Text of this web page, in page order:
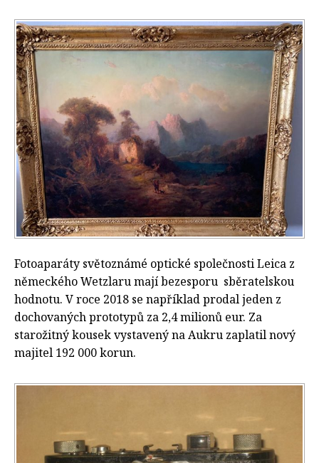
Fotoaparáty světoznámé optické společnosti Leica z
německého Wetzlaru mají bezesporu sběratelskou
hodnotu. V roce 2018 se například prodal jeden z
dochovaných prototypů za 2,4 milionů eur. Za
starožitný kousek vystavený na Aukru zaplatil nový
majitel 192 000 korun.